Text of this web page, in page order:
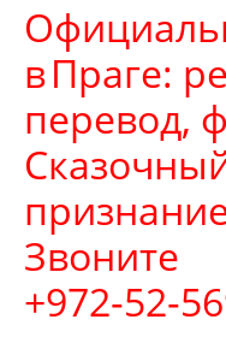
в Праге:
перевод,
Звоните